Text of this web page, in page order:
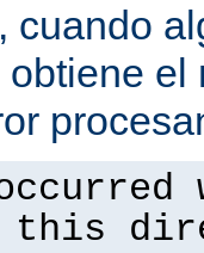
cuando
el
this